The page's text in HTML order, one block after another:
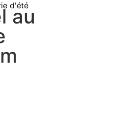
d'été
au